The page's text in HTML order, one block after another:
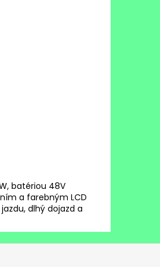
batériou 48V
a farebným LCD
dlhý dojazd a